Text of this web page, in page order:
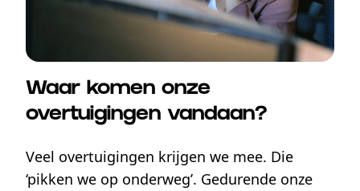
Waar komen onze
overtuigingen vandaan?
Veel overtuigingen krijgen we mee. Die
‘pikken we op onderweg’. Gedurende onze